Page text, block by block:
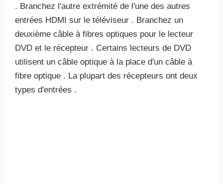
. Branchez l'autre extrémité de l'une des autres
entrées HDMI sur le téléviseur . Branchez un
deuxième câble à fibres optiques pour le lecteur
DVD et le récepteur . Certains lecteurs de DVD
utilisent un câble optique à la place d'un câble à
fibre optique . La plupart des récepteurs ont deux
types d'entrées .